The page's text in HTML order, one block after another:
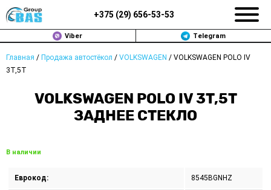
+375 (29) 656-53-53
Viber Telegram
Главная / Продажа автостёкол / VOLKSWAGEN / VOLKSWAGEN POLO IV
3T,5T
VOLKSWAGEN POLO IV 3T,5T
ЗАДНЕЕ СТЕКЛО
В наличии
Еврокод: 8545BGNHZ
ЗАМЕНА АВТОСТЕКОЛ В МИНСКЕ
ПРОДАЖА АВТОСТЁКОЛ
ДОП. УСЛУГИ
ВОПРОС-ОТВЕТ